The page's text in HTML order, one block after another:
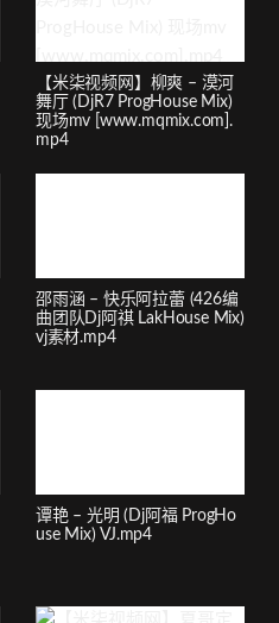
【米柒视频网】柳爽 – 漠河
舞厅 (DjR7 ProgHouse Mix)
现场mv [www.mqmix.com].
mp4
邵雨涵 – 快乐阿拉蕾 (426编
曲团队Dj阿祺 LakHouse Mix)
vj素材.mp4
谭艳 – 光明 (Dj阿福 ProgHo
use Mix) VJ.mp4